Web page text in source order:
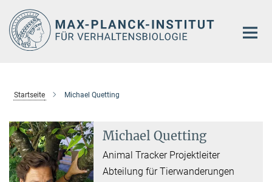
Hauptinhalt
Startseite Michael Quetting
Michael Quetting
Animal Tracker Projektleiter
Abteilung für Tierwanderungen